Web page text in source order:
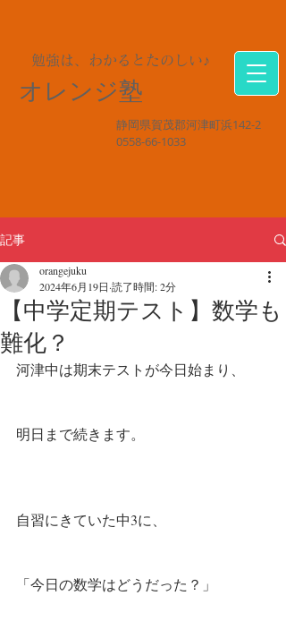
勉強は、わかるとたのしい♪
オレンジ塾
静岡県賀茂郡河津町浜142-2
0558-66-1033
記事
【中学定期テスト】数学も
難化？
orangejuku
2024年6月19日 読了時間: 2分
河津中は期末テストが今日始まり、
明日まで続きます。
自習にきていた中3に、
「今日の数学はどうだった？」